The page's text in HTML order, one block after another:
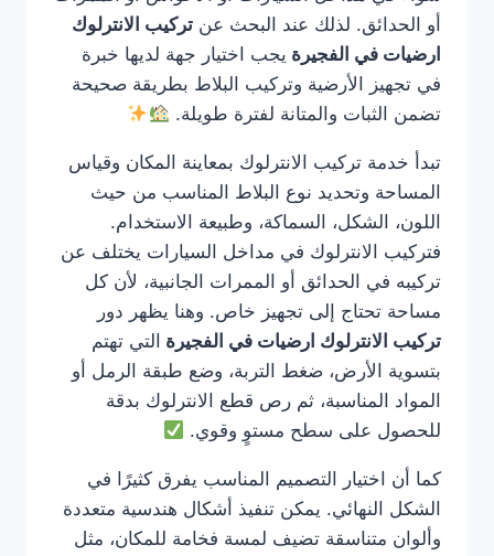
أو الحدائق. لذلك عند البحث عن تركيب الانترلوك
ارضيات في الفجيرة يجب اختيار جهة لديها خبرة
في تجهيز الأرضية وتركيب البلاط بطريقة صحيحة
تضمن الثبات والمتانة لفترة طويلة.
تبدأ خدمة تركيب الانترلوك بمعاينة المكان وقياس
المساحة وتحديد نوع البلاط المناسب من حيث
اللون، الشكل، السماكة، وطبيعة الاستخدام.
فتركيب الانترلوك في مداخل السيارات يختلف عن
تركيبه في الحدائق أو الممرات الجانبية، لأن كل
مساحة تحتاج إلى تجهيز خاص. وهنا يظهر دور
تركيب الانترلوك ارضيات في الفجيرة التي تهتم
بتسوية الأرض، ضغط التربة، وضع طبقة الرمل أو
المواد المناسبة، ثم رص قطع الانترلوك بدقة
للحصول على سطح مستوٍ وقوي.
كما أن اختيار التصميم المناسب يفرق كثيرًا في
الشكل النهائي. يمكن تنفيذ أشكال هندسية متعددة
وألوان متناسقة تضيف لمسة فخامة للمكان، مثل